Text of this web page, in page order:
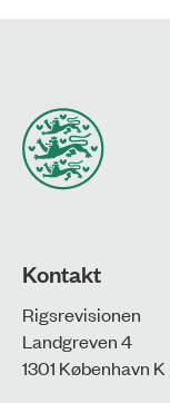
Kontakt
Rigsrevisionen
Landgreven 4
1301 København K